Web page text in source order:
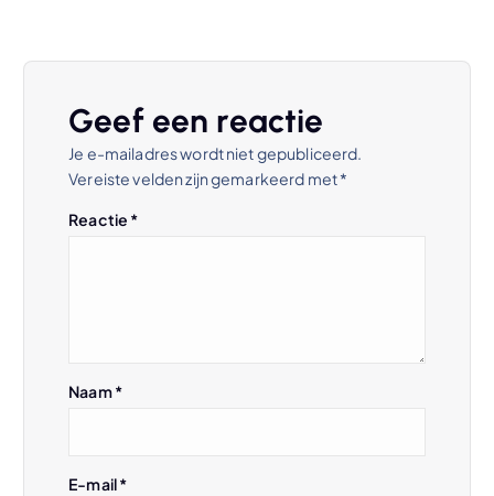
i
Geef een reactie
Je e-mailadres wordt niet gepubliceerd.
Vereiste velden zijn gemarkeerd met*
Reactie *
Naam*
E-mail*